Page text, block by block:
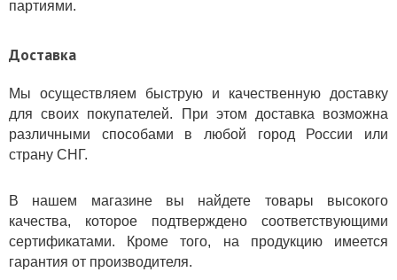
партиями.
Доставка
Мы осуществляем быструю и качественную доставку
для своих покупателей. При этом доставка возможна
различными способами в любой город России или
страну СНГ.
В нашем магазине вы найдете товары высокого
качества, которое подтверждено соответствующими
сертификатами. Кроме того, на продукцию имеется
гарантия от производителя.